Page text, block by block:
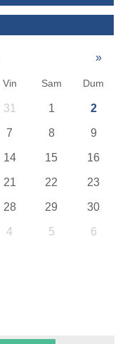
»
Vin Sam Dum
31 1 2
7 8 9
14 15 16
21 22 23
28 29 30
4 5 6